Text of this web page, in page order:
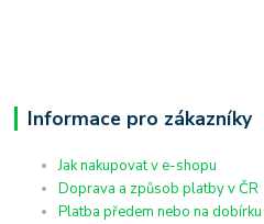
Informace pro zákazníky
Jak nakupovat v e-shopu
Doprava a způsob platby v ČR
Platba předem nebo na dobírku